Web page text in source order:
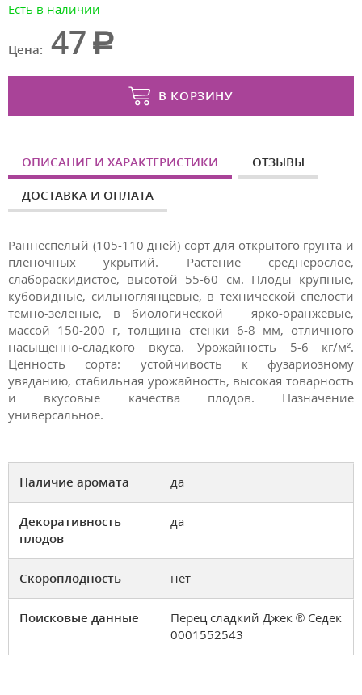
Есть в наличии
Цена: 47
В КОРЗИНУ
ОПИСАНИЕ И ХАРАКТЕРИСТИКИ ОТЗЫВЫ
ДОСТАВКА И ОПЛАТА
Раннеспелый (105-110 дней) сорт для открытого грунта и
пленочных укрытий. Растение среднерослое,
слабораскидистое, высотой 55-60 см. Плоды крупные,
кубовидные, сильноглянцевые, в технической спелости
темно-зеленые, в биологической – ярко-оранжевые,
массой 150-200 г, толщина стенки 6-8 мм, отличного
насыщенно-сладкого вкуса. Урожайность 5-6 кг/м².
Ценность сорта: устойчивость к фузариозному
увяданию, стабильная урожайность, высокая товарность
и вкусовые качества плодов. Назначение
универсальное.
Наличие аромата да
Декоративность
плодов
да
Скороплодность нет
Поисковые данные
Перец сладкий Джек ® Седек
0001552543